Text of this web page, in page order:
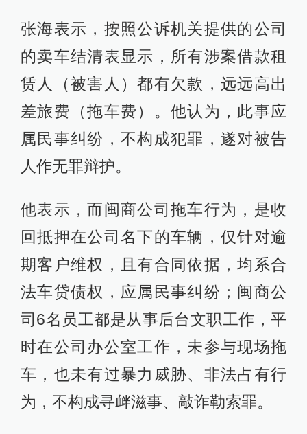
张海表示，按照公诉机关提供的公司
的卖车结清表显示，所有涉案借款租
赁人（被害人）都有欠款，远远高出
差旅费（拖车费）。他认为，此事应
属民事纠纷，不构成犯罪，遂对被告
人作无罪辩护。
他表示，而闽商公司拖车行为，是收
回抵押在公司名下的车辆，仅针对逾
期客户维权，且有合同依据，均系合
法车贷债权，应属民事纠纷；闽商公
司6名员工都是从事后台文职工作，平
时在公司办公室工作，未参与现场拖
车，也未有过暴力威胁、非法占有行
为，不构成寻衅滋事、敲诈勒索罪。